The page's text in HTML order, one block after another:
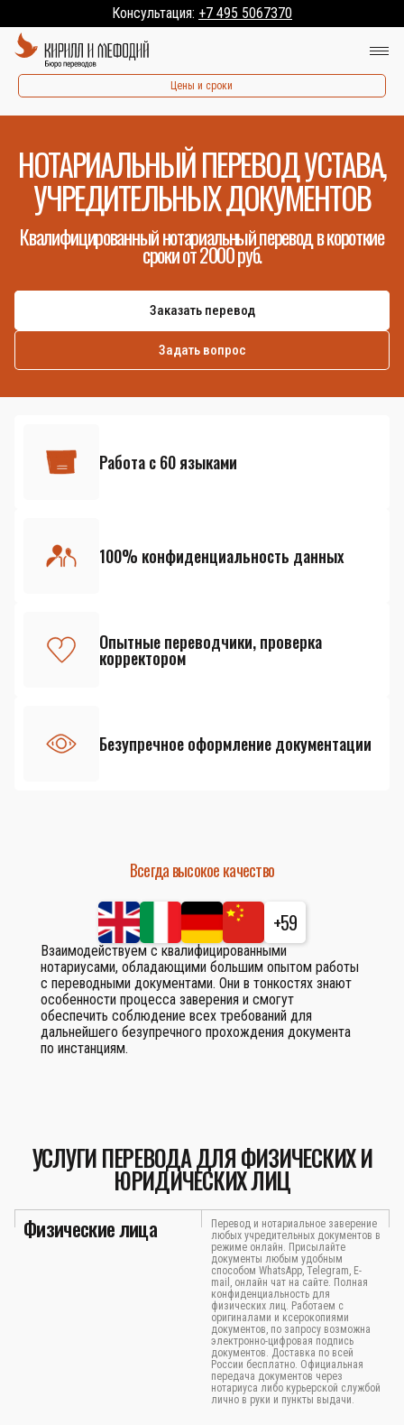
Консультация: +7 495 5067370
Цены и сроки
НОТАРИАЛЬНЫЙ ПЕРЕВОД УСТАВА,
УЧРЕДИТЕЛЬНЫХ ДОКУМЕНТОВ
Квалифицированный нотариальный перевод в короткие
сроки от 2000 руб.
Заказать перевод
Задать вопрос
Работа с 60 языками
100% конфиденциальность данных
Опытные переводчики, проверка
корректором
Безупречное оформление документации
Всегда высокое качество
+59
Взаимодействуем с квалифицированными
нотариусами, обладающими большим опытом работы
с переводными документами. Они в тонкостях знают
особенности процесса заверения и смогут
обеспечить соблюдение всех требований для
дальнейшего безупречного прохождения документа
по инстанциям.
УСЛУГИ ПЕРЕВОДА ДЛЯ ФИЗИЧЕСКИХ И
ЮРИДИЧЕСКИХ ЛИЦ
Физические лица
Перевод и нотариальное заверение
любых учредительных документов в
режиме онлайн. Присылайте
документы любым удобным
способом WhatsApp, Telegram, E-
mail, онлайн чат на сайте. Полная
конфиденциальность для
физических лиц. Работаем с
оригиналами и ксерокопиями
документов, по запросу возможна
электронно-цифровая подпись
документов. Доставка по всей
России бесплатно. Официальная
передача документов через
нотариуса либо курьерской службой
лично в руки и пункты выдачи.